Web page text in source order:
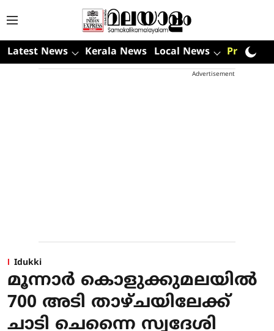
Latest News Kerala News Local News Premium
Advertisement
Idukki
മൂന്നാർ കൊളുക്കുമലയിൽ
700 അടി താഴ്ചയിലേക്ക്
ചാടി ചെന്നൈ സ്വദേശി